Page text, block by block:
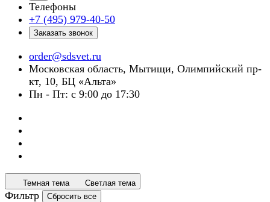
Телефоны
+7 (495) 979-40-50
Заказать звонок
order@sdsvet.ru
Московская область, Мытищи, Олимпийский пр-
кт, 10, БЦ «Альта»
Пн - Пт: с 9:00 до 17:30
Темная тема Светлая тема
Фильтр Сбросить все